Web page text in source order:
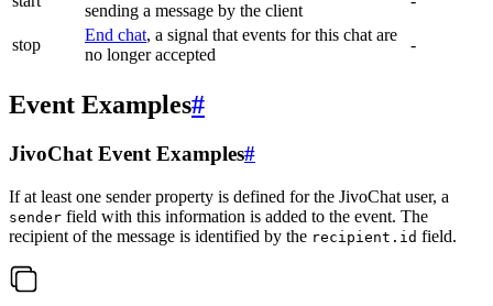
sending a message by the client
stop
End chat, a signal that events for this chat are
no longer accepted
-
Event Examples#
JivoChat Event Examples#
If at least one sender property is defined for the JivoChat user, a
sender field with this information is added to the event. The
recipient of the message is identified by the recipient.id field.